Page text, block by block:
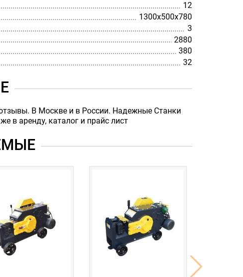
12
1300х500х780
3
2880
380
32
В Москве и в России. Надежные Станки
в аренду, каталог и прайс лист